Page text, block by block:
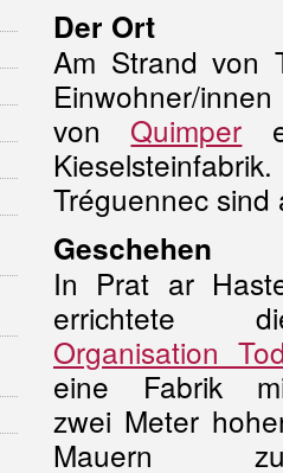
Der Ort
Am Strand von
Einwohner/
von Quimper
Tréguennec
Geschehen
In Prat ar
errichtete
Organisation
eine Fabrik
zwei Meter
Mauern